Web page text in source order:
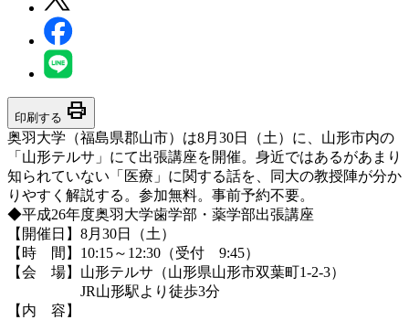
印刷する print
奥羽大学（福島県郡山市）は8月30日（土）に、山形市内の
「山形テルサ」にて出張講座を開催。身近ではあるがあまり
知られていない「医療」に関する話を、同大の教授陣が分か
りやすく解説する。参加無料。事前予約不要。
◆平成26年度奥羽大学歯学部・薬学部出張講座
【開催日】8月30日（土）
【時 間】10:15～12:30（受付 9:45）
【会 場】山形テルサ（山形県山形市双葉町1-2-3）
JR山形駅より徒歩3分
【内 容】